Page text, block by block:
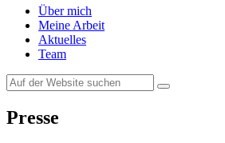
Über mich
Meine Arbeit
Aktuelles
Team
Presse